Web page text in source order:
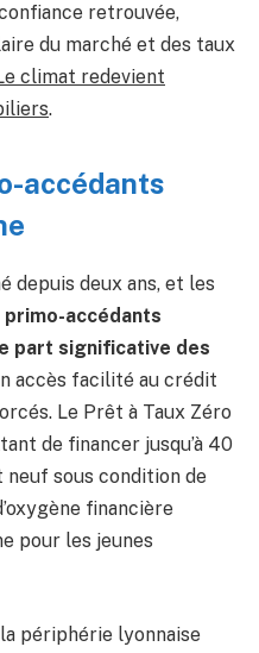
retrouvée,
du marché et des taux
climat redevient
.
accédants
depuis deux ans, et les
primo-accédants
part significative des
accès facilité au crédit
Le Prêt à Taux Zéro
de financer jusqu’à 40
neuf sous condition de
financière
pour les jeunes
périphérie lyonnaise